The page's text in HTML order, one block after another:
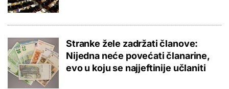
Stranke žele zadržati članove:
Nijedna neće povećati članarine,
evo u koju se najjeftinije učlaniti